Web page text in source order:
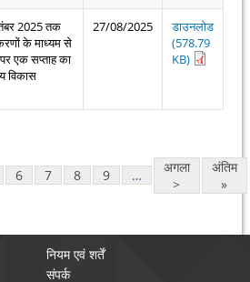
2025 तक
के माध्यम से
एक सप्ताह का
विकास
27/08/2025
डाउनलोड
(578.79
KB)
6 7 8 9 …
अगला
>
अंतिम
»
नियम एवं शर्तें
संपर्क